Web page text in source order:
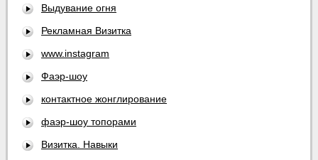
Выдувание огня
Рекламная Визитка
www.instagram
Фаэр-шоу
контактное жонглирование
фаэр-шоу топорами
Визитка. Навыки